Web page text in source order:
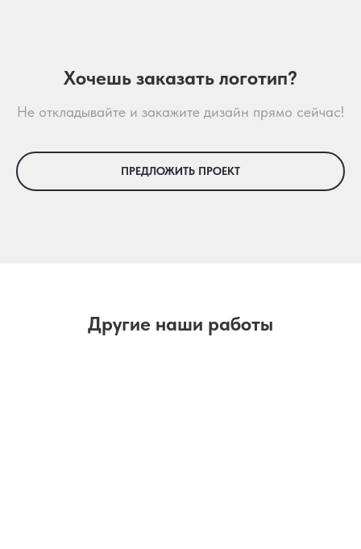
Хочешь заказать логотип?
Не откладывайте и закажите дизайн прямо сейчас!
ПРЕДЛОЖИТЬ ПРОЕКТ
Другие наши работы